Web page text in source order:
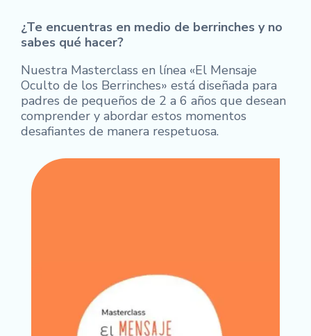
¿Te encuentras en medio de berrinches y no
sabes qué hacer?
Nuestra Masterclass en línea «El Mensaje
Oculto de los Berrinches» está diseñada para
padres de pequeños de 2 a 6 años que desean
comprender y abordar estos momentos
desafiantes de manera respetuosa.